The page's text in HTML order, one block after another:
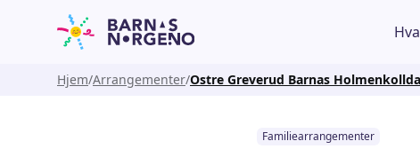
Hjem Arrangementer Ostre Greverud Barnas
Familiearrangementer